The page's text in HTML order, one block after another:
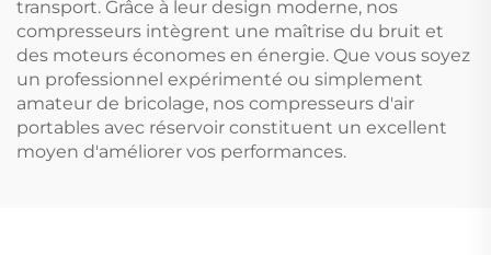
transport. Grâce à leur design moderne, nos
compresseurs intègrent une maîtrise du bruit et
des moteurs économes en énergie. Que vous soyez
un professionnel expérimenté ou simplement
amateur de bricolage, nos compresseurs d'air
portables avec réservoir constituent un excellent
moyen d'améliorer vos performances.